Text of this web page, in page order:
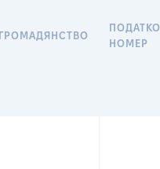
ГРОМАДЯНСТВО
НОМЕР